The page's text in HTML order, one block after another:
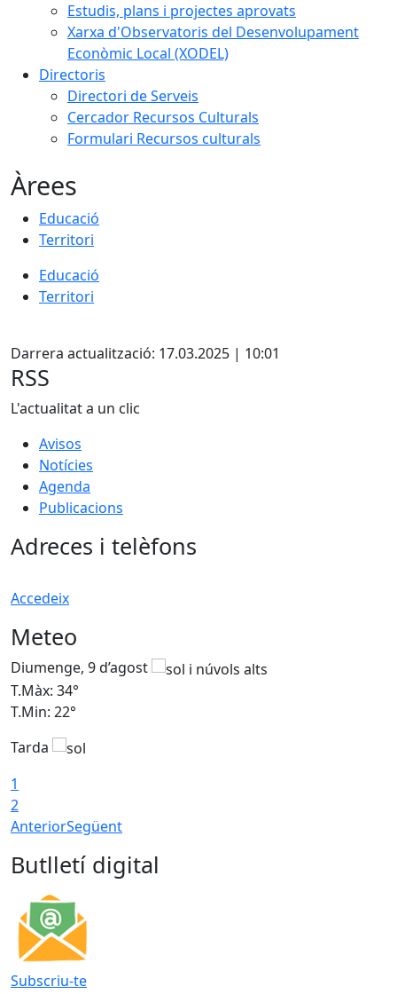
Estudis, plans i projectes aprovats
Xarxa d'Observatoris del Desenvolupament
Econòmic Local (XODEL)
Directoris
Directori de Serveis
Cercador Recursos Culturals
Formulari Recursos culturals
Àrees
Educació
Territori
Educació
Territori
Darrera actualització: 17.03.2025 | 10:01
RSS
L'actualitat a un clic
Avisos
Notícies
Agenda
Publicacions
Adreces i telèfons
Accedeix
Meteo
Diumenge, 9 d’agost
T.Màx: 34°
T.Min: 22°
Tarda
1
2
AnteriorSegüent
Butlletí digital
Subscriu-te